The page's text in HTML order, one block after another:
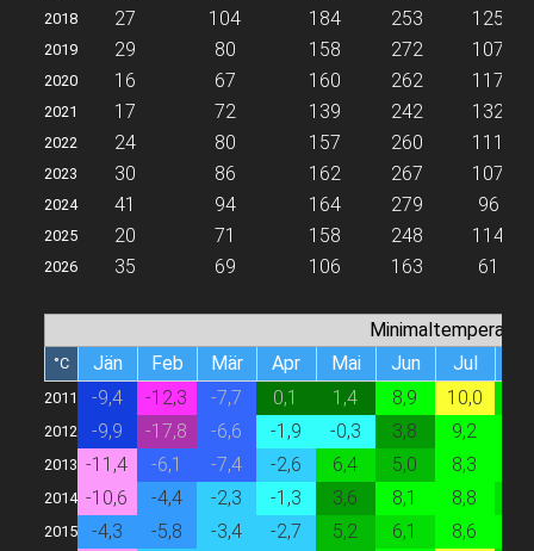
2018 27 104 184 253 125
2019 29 80 158 272 107
2020 16 67 160 262 117
2021 17 72 139 242 132
2022 24 80 157 260 111
2023 30 86 162 267 107
2024 41 94 164 279 96
2025 20 71 158 248 114
2026 35 69 106 163 61
Minimaltemperatur
°C Jän Feb Mär Apr Mai Jun Jul
2011 -9,4 -12,3 -7,7 0,1 1,4 8,9 10,0
2012 -9,9 -17,8 -6,6 -1,9 -0,3 3,8 9,2
2013 -11,4 -6,1 -7,4 -2,6 6,4 5,0 8,3
2014 -10,6 -4,4 -2,3 -1,3 3,6 8,1 8,8
2015 -4,3 -5,8 -3,4 -2,7 5,2 6,1 8,6